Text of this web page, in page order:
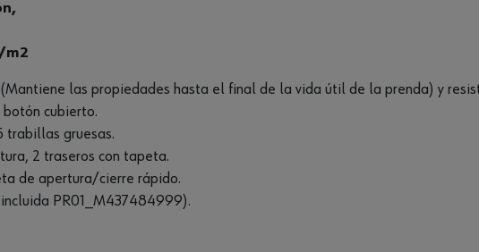
m2
las propiedades hasta el final de la vida útil de la prenda) y
cubierto.
trabillas gruesas.
2 traseros con tapeta.
de apertura/cierre rápido.
PR01_M437484999).